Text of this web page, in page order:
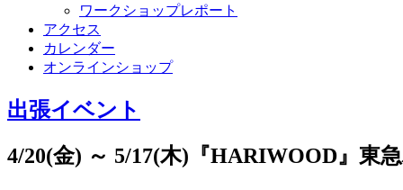
ワークショップレポート
アクセス
カレンダー
オンラインショップ
出張イベント
4/20(金) ～ 5/17(木)『HARIWOOD』東